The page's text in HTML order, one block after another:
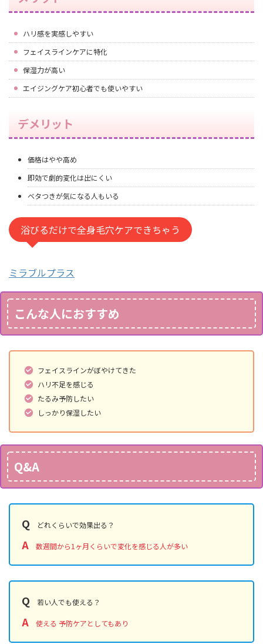
ハリ感を実感しやすい
フェイスラインケアに特化
保湿力が高い
エイジングケア初心者でも使いやすい
デメリット
価格はやや高め
即効で劇的変化は出にくい
ベタつきが気になる人もいる
浴びるだけで全身毛穴ケアできちゃう
ミラブルプラス
こんな人におすすめ
フェイスラインがぼやけてきた
ハリ不足を感じる
たるみ予防したい
しっかり保湿したい
Q&A
Q どれくらいで効果出る？
A 数週間から1ヶ月くらいで変化を感じる人が多い
Q 若い人でも使える？
A 使える 予防ケアとしてもあり